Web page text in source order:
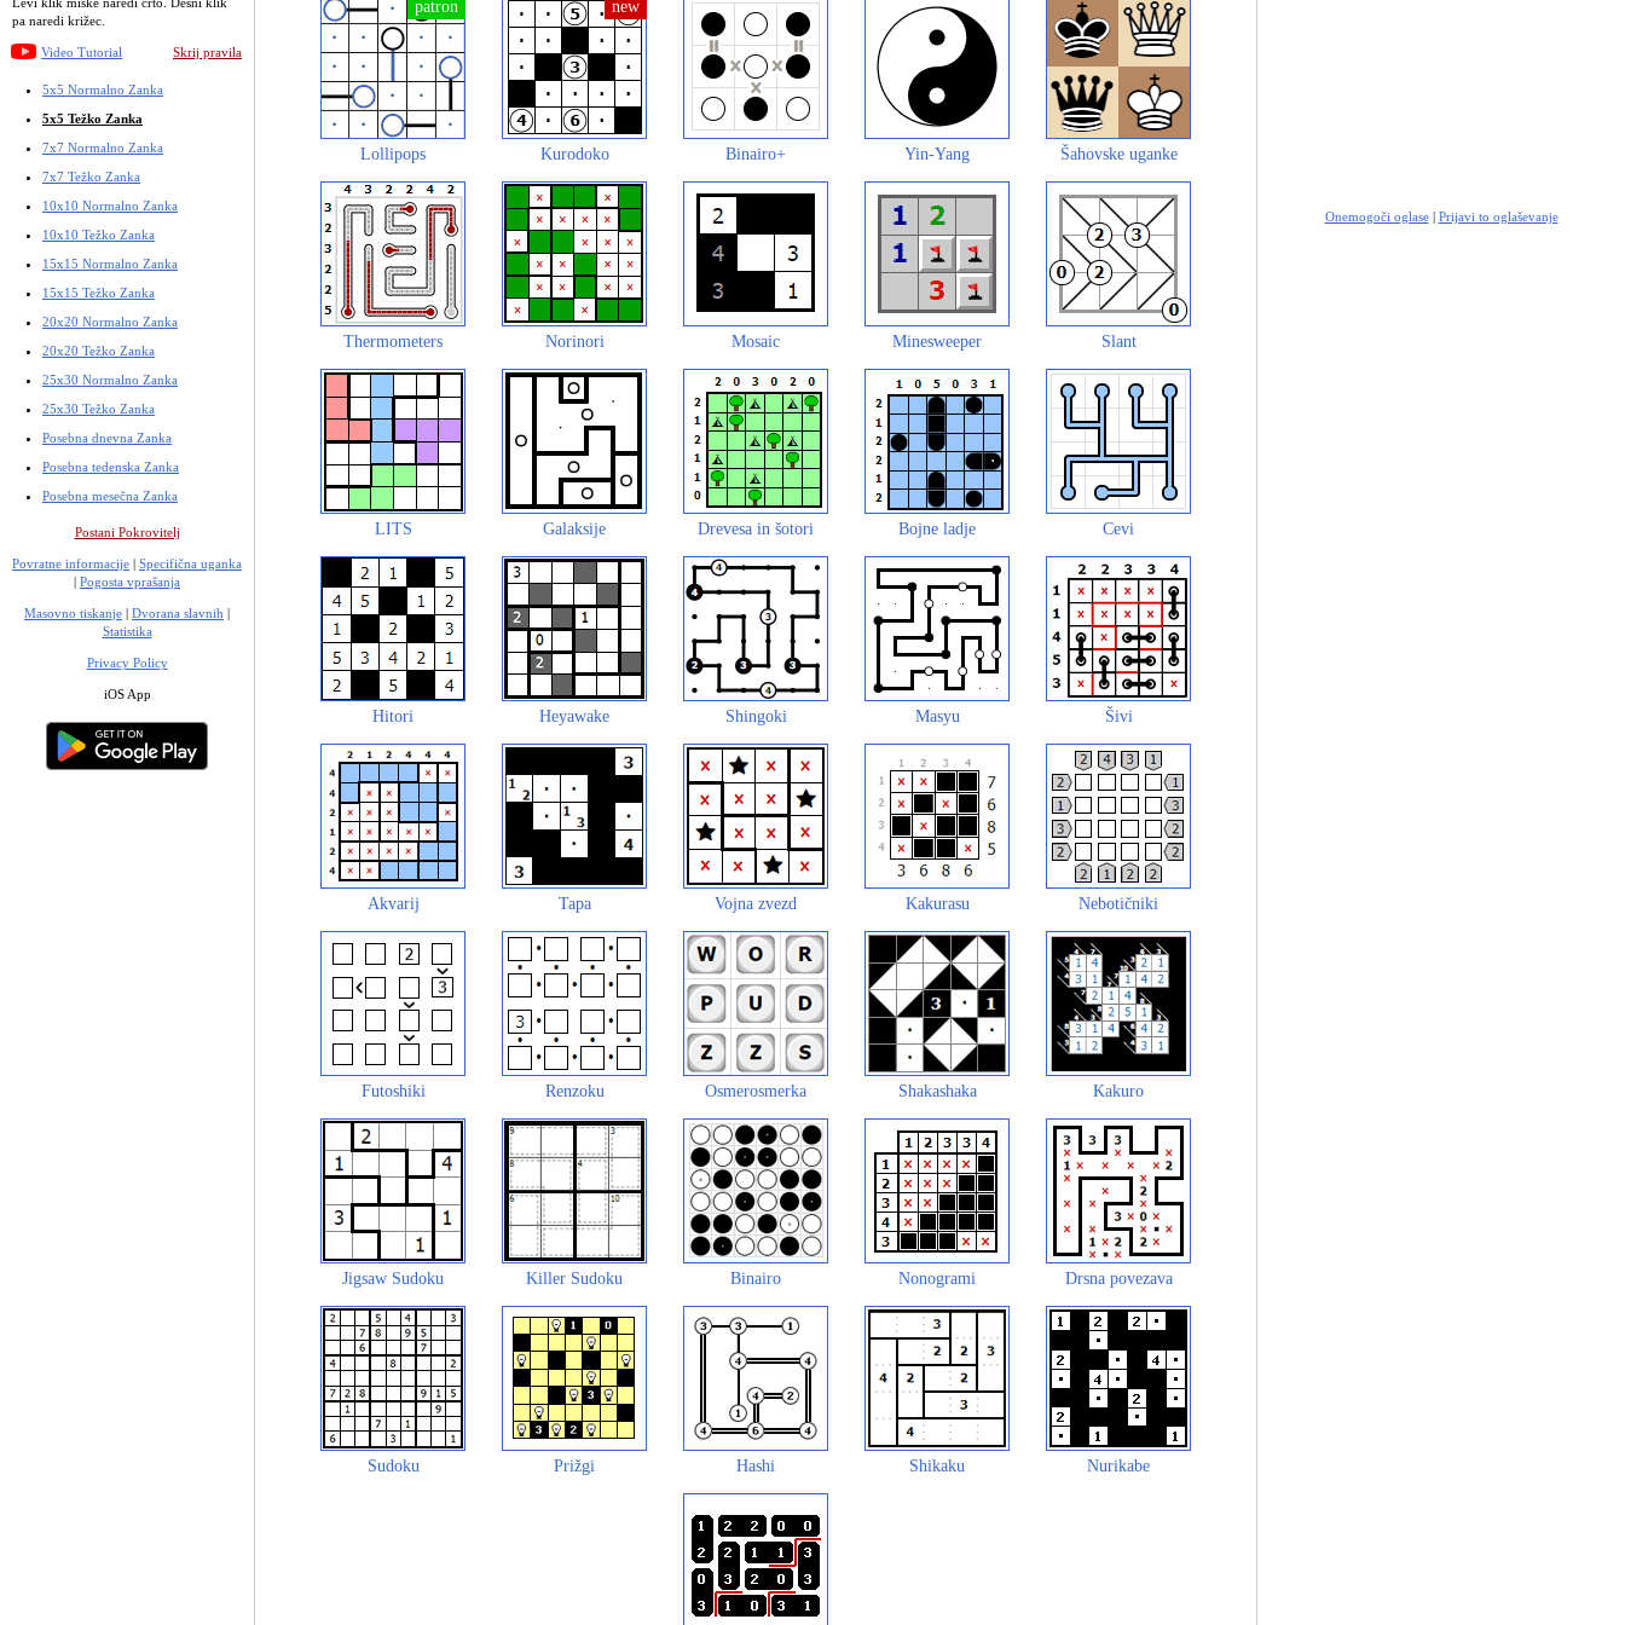
pa naredi križec.
Video Tutorial Skrij pravila
5x5 Normalno Zanka
5x5 Težko Zanka
7x7 Normalno Zanka
7x7 Težko Zanka
10x10 Normalno Zanka
10x10 Težko Zanka
15x15 Normalno Zanka
15x15 Težko Zanka
20x20 Normalno Zanka
20x20 Težko Zanka
25x30 Normalno Zanka
25x30 Težko Zanka
Posebna dnevna Zanka
Posebna tedenska Zanka
Posebna mesečna Zanka
Postani Pokrovitelj
Povratne informacije | Specifična uganka
| Pogosta vprašanja
Masovno tiskanje | Dvorana slavnih |
Statistika
Privacy Policy
iOS App
Lollipops Kurodoko Binairo+ Yin-Yang Šahovske uganke
Thermometers Norinori Mosaic Minesweeper Slant
LITS Galaksije Drevesa in šotori Bojne ladje Cevi
Hitori Heyawake Shingoki Masyu Šivi
Akvarij Tapa Vojna zvezd Kakurasu Nebotičniki
Futoshiki Renzoku Osmerosmerka Shakashaka Kakuro
Jigsaw Sudoku Killer Sudoku Binairo Nonogrami Drsna povezava
Sudoku Prižgi Hashi Shikaku Nurikabe
Onemogoči oglase| Prijavi to oglaševanje